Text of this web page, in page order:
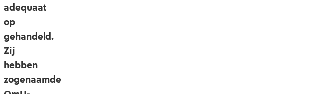
adequaat
op
gehandeld.
Zij
hebben
zogenaamde